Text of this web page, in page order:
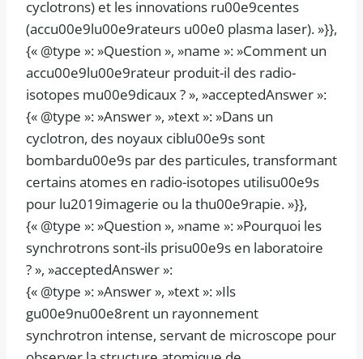
cyclotrons) et les innovations ru00e9centes
(accu00e9lu00e9rateurs u00e0 plasma laser). »}},
{« @type »: »Question », »name »: »Comment un
accu00e9lu00e9rateur produit-il des radio-
isotopes mu00e9dicaux ? », »acceptedAnswer »:
{« @type »: »Answer », »text »: »Dans un
cyclotron, des noyaux ciblu00e9s sont
bombardu00e9s par des particules, transformant
certains atomes en radio-isotopes utilisu00e9s
pour lu2019imagerie ou la thu00e9rapie. »}},
{« @type »: »Question », »name »: »Pourquoi les
synchrotrons sont-ils prisu00e9s en laboratoire
? », »acceptedAnswer »:
{« @type »: »Answer », »text »: »Ils
gu00e9nu00e8rent un rayonnement
synchrotron intense, servant de microscope pour